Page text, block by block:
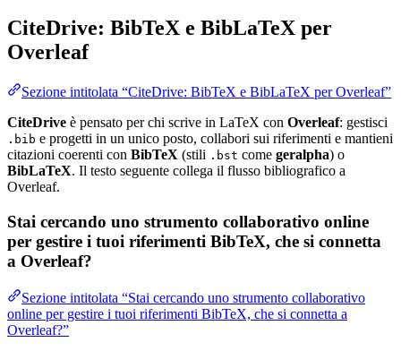
CiteDrive: BibTeX e BibLaTeX per
Overleaf
Sezione intitolata “CiteDrive: BibTeX e BibLaTeX per Overleaf”
CiteDrive è pensato per chi scrive in LaTeX con Overleaf: gestisci
.bib e progetti in un unico posto, collabori sui riferimenti e mantieni
citazioni coerenti con BibTeX (stili .bst come geralpha) o
BibLaTeX. Il testo seguente collega il flusso bibliografico a
Overleaf.
Stai cercando uno strumento collaborativo online
per gestire i tuoi riferimenti BibTeX, che si connetta
a Overleaf?
Sezione intitolata “Stai cercando uno strumento collaborativo
online per gestire i tuoi riferimenti BibTeX, che si connetta a
Overleaf?”